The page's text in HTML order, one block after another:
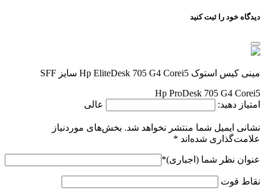
دیدگاه خود را ثبت کنید
مینی کیس استوک Hp EliteDesk 705 G4 Corei5 سایز SFF
Hp ProDesk 705 G4 Corei5
امتیاز دهید:
عالی
نشانی ایمیل شما منتشر نخواهد شد. بخش‌های موردنیاز
علامت‌گذاری شده‌اند *
عنوان نظر شما (اجباری)*
نقاط قوت